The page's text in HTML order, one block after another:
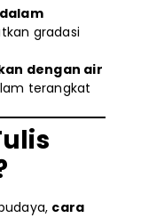
gradasi
dengan air
terangkat
cara